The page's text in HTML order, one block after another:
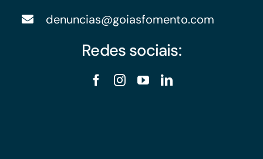
denuncias@goiasfomento.com
Redes sociais: